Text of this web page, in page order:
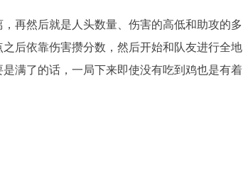
再然后就是人头数量、伤害的高低和助攻的多
后依靠伤害攒分数，然后开始和队友进行全地
满了的话，一局下来即使没有吃到鸡也是有着